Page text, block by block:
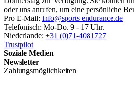
oder uns anrufen, um eine persönliche
Pro E-Mail: info@sports endurance.de
Telefonisch: Mo-Do. 9 - 17 Uhr.
Niederlande: +31 (0)71-4081727
Trustpilot
Soziale Medien
Newsletter
Zahlungsmöglichkeiten